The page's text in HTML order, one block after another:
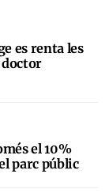
es renta les
doctor
el 10%
parc públic